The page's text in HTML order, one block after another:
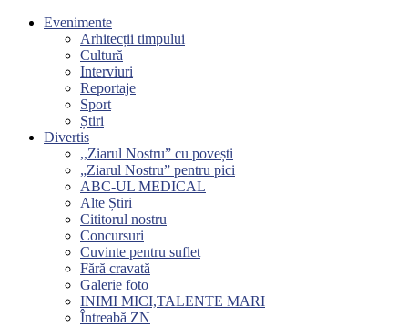
Evenimente
Arhitecții timpului
Cultură
Interviuri
Reportaje
Sport
Știri
Divertis
,,Ziarul Nostru” cu povești
„Ziarul Nostru” pentru pici
ABC-UL MEDICAL
Alte Știri
Cititorul nostru
Concursuri
Cuvinte pentru suflet
Fără cravată
Galerie foto
INIMI MICI,TALENTE MARI
Întreabă ZN